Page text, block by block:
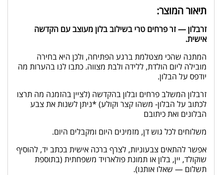
תיאור המוצר:
זרבלון — זר פרחים טרי בשילוב בלון מעוצב עם הקדשה
אישית.
המתנה שהכי מצטלמת ברגע הפתיחה, ולכן היא בחירה
מובילה ליום הולדת, ללידה ולבת מצווה. כתבו לנו בהערות מה
יודפס על הבלון.
זרבלון המשלב פרחים ובלון בהקדשה (לציין בהזמנה מה תרצו
לכתוב על הבלון- משהו קצר וקולע) *ניתן לשנות את צבע
הבלונים ואת כיתובם
משלוחים לכל גוש דן, מזמינים היום ומקבלים היום.
אפשר להתאים צבעוניות, לצרף ברכה אישית בכתב יד, להוסיף
שוקולד, יין, בלון או תמונת פולארויד משפחתית (בתוספת
תשלום — שאלו אותנו).